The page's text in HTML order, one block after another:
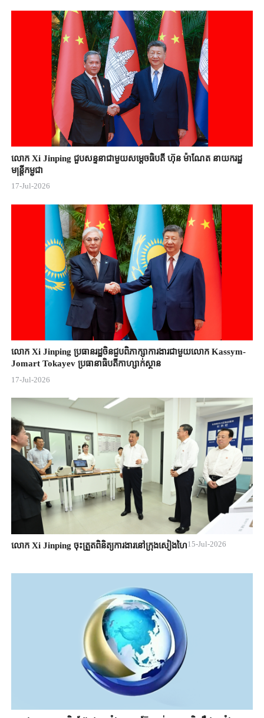
លោក Xi Jinping ជួបសន្ទនាជាមួយសម្តេចធិបតី ហ៊ុន ម៉ាណែត នាយករដ្ឋ
មន្ត្រីកម្ពុជា
17-Jul-2026
លោក Xi Jinping ប្រធានរដ្ឋចិន​ជួបពិភាក្សា​ការងារជាមួយ​លោក Kassym-
Jomart ​Tokayev ​ប្រធានាធិបតី​កាហ្សាក់ស្ថាន​
17-Jul-2026
លោក Xi Jinping ចុះត្រួតពិនិត្យការងារនៅក្រុងសៀងហៃ15-Jul-2026